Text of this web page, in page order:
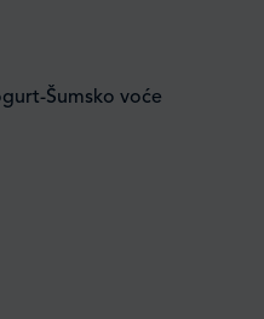
Šumsko voće